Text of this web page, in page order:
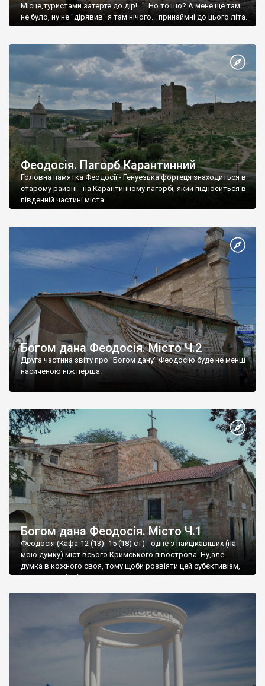
Місце,туристами затерте до дір!..." Но то шо? А мене ще там
не було, ну не "дірявив" я там нічого... принаймні до цього літа.
Феодосія. Пагорб Карантинний
Головна памятка Феодосії - Генуезька фортеця знаходиться в
старому районі - на Карантинному пагорбі, який підноситься в
південній частині міста.
Богом дана Феодосія. Місто Ч.2
Друга частина звіту про "Богом дану" Феодосію буде не менш
насиченою ніж перша.
Богом дана Феодосія. Місто Ч.1
Феодосія (Кафа-12 (13) -15 (18) ст) - одне з найцікавіших (на
мою думку) міст всього Кримського півострова .Ну,але
думка в кожного своя, тому щоби розвіяти цей субєктивізм,
запрошую відвідати це